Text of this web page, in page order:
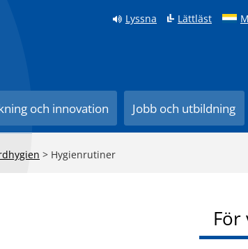
Lyssna Lättläst
och innovation Jobb och utbildning
> Hygienrutiner
För